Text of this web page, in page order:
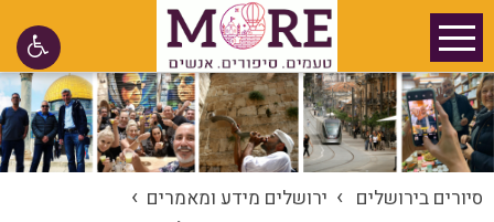
סיורים בירושלים › ירושלים מידע ומאמרים ›